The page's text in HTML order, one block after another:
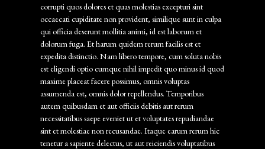
corrupti quos dolores et quas molestias excepturi sint
occaecati cupiditate non provident, similique sunt in culpa
qui officia deserunt mollitia animi, id est laborum et
dolorum fuga. Et harum quidem rerum facilis est et
expedita distinctio. Nam libero tempore, cum soluta nobis
est eligendi optio cumque nihil impedit quo minus id quod
maxime placeat facere possimus, omnis voluptas
assumenda est, omnis dolor repellendus. Temporibus
autem quibusdam et aut officiis debitis aut rerum
necessitatibus saepe eveniet ut et voluptates repudiandae
sint et molestiae non recusandae. Itaque earum rerum hic
tenetur a sapiente delectus, ut aut reiciendis voluptatibus